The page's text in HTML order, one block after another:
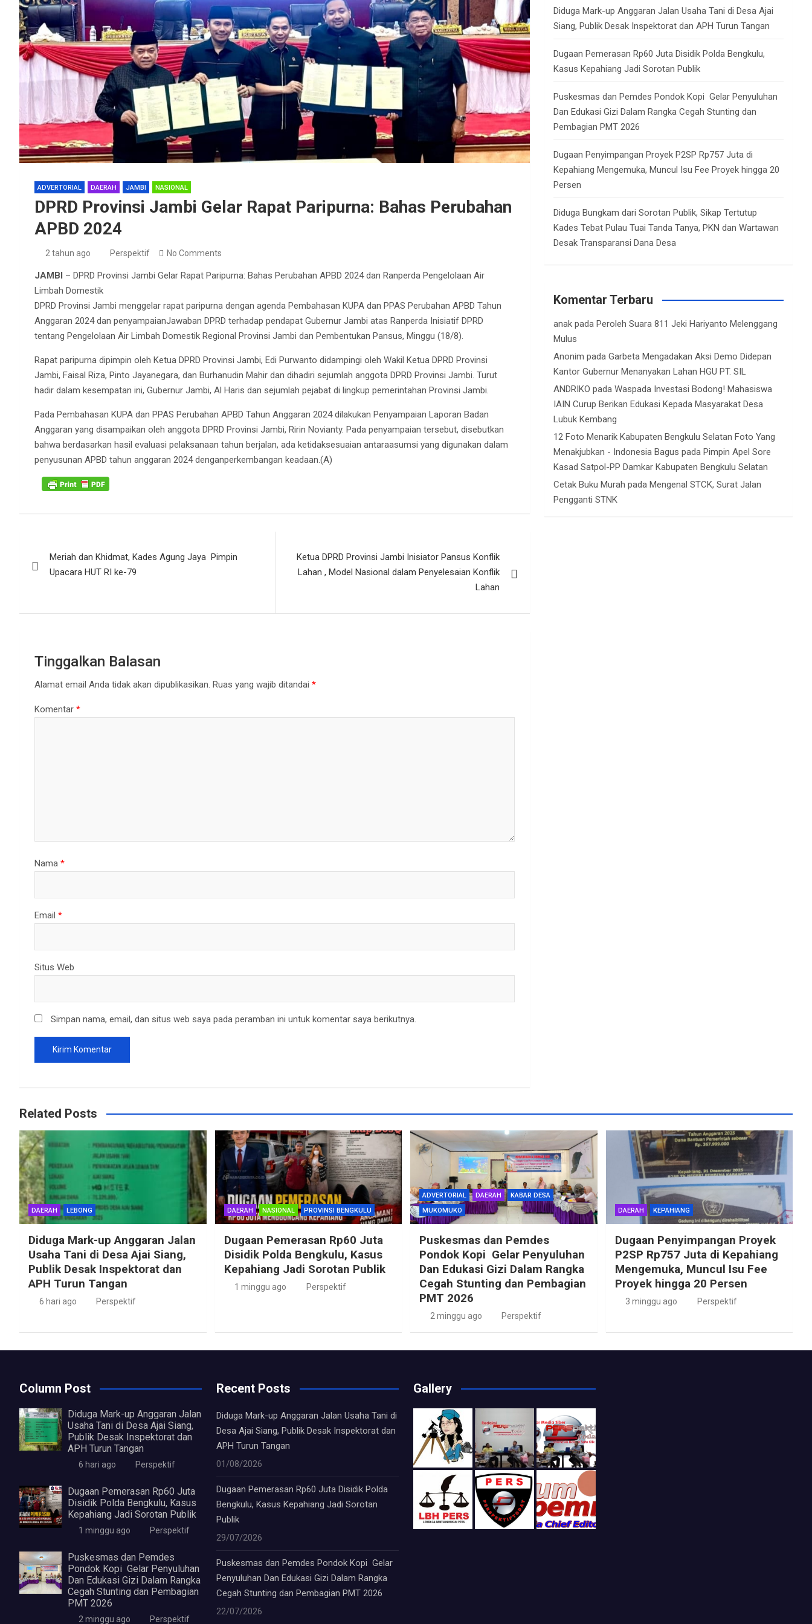
ADVERTORIAL DAERAH JAMBI NASIONAL
DPRD Provinsi Jambi Gelar Rapat Paripurna: Bahas Perubahan
APBD 2024
2 tahun ago Perspektif No Comments
JAMBI – DPRD Provinsi Jambi Gelar Rapat Paripurna: Bahas Perubahan APBD 2024 dan Ranperda Pengelolaan Air
Limbah Domestik
DPRD Provinsi Jambi menggelar rapat paripurna dengan agenda Pembahasan KUPA dan PPAS Perubahan APBD Tahun
Anggaran 2024 dan penyampaianJawaban DPRD terhadap pendapat Gubernur Jambi atas Ranperda Inisiatif DPRD
tentang Pengelolaan Air Limbah Domestik Regional Provinsi Jambi dan Pembentukan Pansus, Minggu (18/8).
Rapat paripurna dipimpin oleh Ketua DPRD Provinsi Jambi, Edi Purwanto didampingi oleh Wakil Ketua DPRD Provinsi
Jambi, Faisal Riza, Pinto Jayanegara, dan Burhanudin Mahir dan dihadiri sejumlah anggota DPRD Provinsi Jambi. Turut
hadir dalam kesempatan ini, Gubernur Jambi, Al Haris dan sejumlah pejabat di lingkup pemerintahan Provinsi Jambi.
Pada Pembahasan KUPA dan PPAS Perubahan APBD Tahun Anggaran 2024 dilakukan Penyampaian Laporan Badan
Anggaran yang disampaikan oleh anggota DPRD Provinsi Jambi, Ririn Novianty. Pada penyampaian tersebut, disebutkan
bahwa berdasarkan hasil evaluasi pelaksanaan tahun berjalan, ada ketidaksesuaian antaraasumsi yang digunakan dalam
penyusunan APBD tahun anggaran 2024 denganperkembangan keadaan.(A)
posMeriah dan Khidmat, Kades Agung Jaya Pimpin
Upacara HUT RI ke-79
Ketua DPRD Provinsi Jambi Inisiator Pansus Konflik
Lahan , Model Nasional dalam Penyelesaian Konflik
Lahan
Tinggalkan Balasan
Alamat email Anda tidak akan dipublikasikan. Ruas yang wajib ditandai *
Komentar *
Nama *
Email *
Situs Web
Simpan nama, email, dan situs web saya pada peramban ini untuk komentar saya berikutnya.
Diduga Mark-up Anggaran Jalan Usaha Tani di Desa Ajai
Siang, Publik Desak Inspektorat dan APH Turun Tangan
Dugaan Pemerasan Rp60 Juta Disidik Polda Bengkulu,
Kasus Kepahiang Jadi Sorotan Publik
Puskesmas dan Pemdes Pondok Kopi Gelar Penyuluhan
Dan Edukasi Gizi Dalam Rangka Cegah Stunting dan
Pembagian PMT 2026
Dugaan Penyimpangan Proyek P2SP Rp757 Juta di
Kepahiang Mengemuka, Muncul Isu Fee Proyek hingga 20
Persen
Diduga Bungkam dari Sorotan Publik, Sikap Tertutup
Kades Tebat Pulau Tuai Tanda Tanya, PKN dan Wartawan
Desak Transparansi Dana Desa
Komentar Terbaru
anak pada Peroleh Suara 811 Jeki Hariyanto Melenggang
Mulus
Anonim padaGarbeta Mengadakan Aksi Demo Didepan
Kantor Gubernur Menanyakan Lahan HGU PT. SIL
ANDRIKO padaWaspada Investasi Bodong! Mahasiswa
IAIN Curup Berikan Edukasi Kepada Masyarakat Desa
Lubuk Kembang
12 Foto Menarik Kabupaten Bengkulu Selatan Foto Yang
Menakjubkan - Indonesia Bagus pada Pimpin Apel Sore
Kasad Satpol-PP Damkar Kabupaten Bengkulu Selatan
Cetak Buku Murah pada Mengenal STCK, Surat Jalan
Pengganti STNK
Related Posts
DAERAH LEBONG
Diduga Mark-up Anggaran Jalan
Usaha Tani di Desa Ajai Siang,
Publik Desak Inspektorat dan
APH Turun Tangan
6 hari ago Perspektif
DAERAH NASIONAL PROVINSI BENGKULU
Dugaan Pemerasan Rp60 Juta
Disidik Polda Bengkulu, Kasus
Kepahiang Jadi Sorotan Publik
1 minggu ago Perspektif
ADVERTORIAL DAERAH
KABAR DESA
MUKOMUKO
Puskesmas dan Pemdes
Pondok Kopi Gelar Penyuluhan
Dan Edukasi Gizi Dalam Rangka
Cegah Stunting dan Pembagian
PMT 2026
2 minggu ago Perspektif
DAERAH KEPAHIANG
Dugaan Penyimpangan Proyek
P2SP Rp757 Juta di Kepahiang
Mengemuka, Muncul Isu Fee
Proyek hingga 20 Persen
3 minggu ago Perspektif
Column Post
Diduga Mark-up Anggaran Jalan
Usaha Tani di Desa Ajai Siang,
Publik Desak Inspektorat dan
APH Turun Tangan
6 hari ago Perspektif
Dugaan Pemerasan Rp60 Juta
Disidik Polda Bengkulu, Kasus
Kepahiang Jadi Sorotan Publik
1 minggu ago Perspektif
Puskesmas dan Pemdes
Pondok Kopi Gelar Penyuluhan
Dan Edukasi Gizi Dalam Rangka
Cegah Stunting dan Pembagian
PMT 2026
2 minggu ago Perspektif
Recent Posts
Diduga Mark-up Anggaran Jalan Usaha Tani di
Desa Ajai Siang, Publik Desak Inspektorat dan
APH Turun Tangan
01/08/2026
Dugaan Pemerasan Rp60 Juta Disidik Polda
Bengkulu, Kasus Kepahiang Jadi Sorotan
Publik
29/07/2026
Puskesmas dan Pemdes Pondok Kopi Gelar
Penyuluhan Dan Edukasi Gizi Dalam Rangka
Cegah Stunting dan Pembagian PMT 2026
22/07/2026
Gallery